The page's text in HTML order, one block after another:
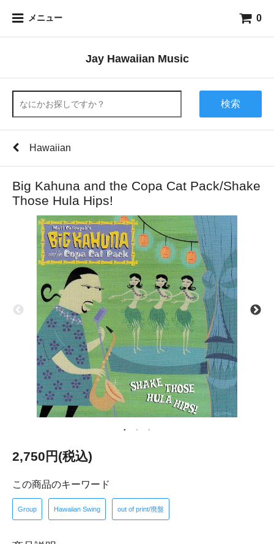
メニュー 0
Jay Hawaiian Music
検索
Hawaiian
Big Kahuna and the Copa Cat Pack/Shake
Those Hula Hips!
2,750円(税込)
この商品のキーワード
Group Hawaiian Swing out of print/廃盤